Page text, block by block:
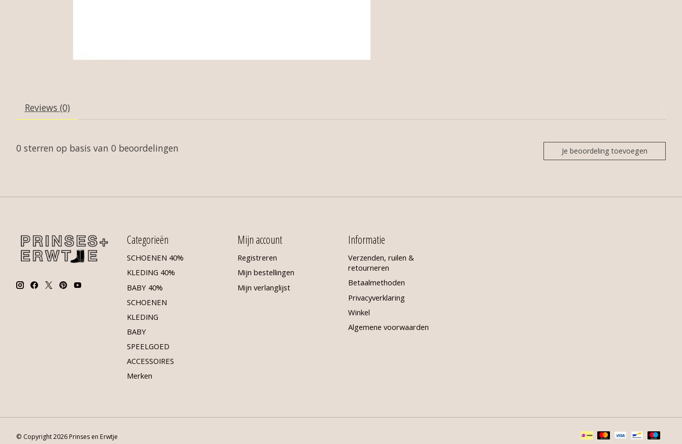
Reviews (0)
0 sterren op basis van 0 beoordelingen Je beoordeling toevoegen
Categorieën
SCHOENEN 40%
KLEDING 40%
BABY 40%
SCHOENEN
KLEDING
BABY
SPEELGOED
ACCESSOIRES
Merken
Mijn account
Registreren
Mijn bestellingen
Mijn verlanglijst
Informatie
Verzenden, ruilen &
retourneren
Betaalmethoden
Privacyverklaring
Winkel
Algemene voorwaarden
© Copyright 2026 Prinses en Erwtje